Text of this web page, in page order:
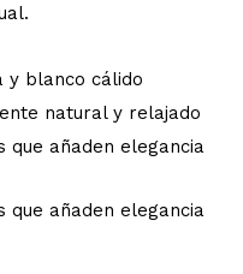
y blanco cálido
natural y relajado
que añaden elegancia
que añaden elegancia